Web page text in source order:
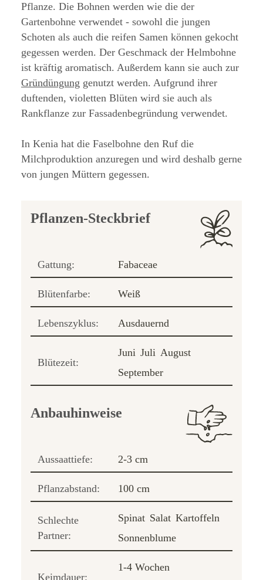
Pflanze. Die Bohnen werden wie die der
Gartenbohne verwendet - sowohl die jungen
Schoten als auch die reifen Samen können gekocht
gegessen werden. Der Geschmack der Helmbohne
ist kräftig aromatisch. Außerdem kann sie auch zur
Gründüngung genutzt werden. Aufgrund ihrer
duftenden, violetten Blüten wird sie auch als
Rankflanze zur Fassadenbegründung verwendet.
In Kenia hat die Faselbohne den Ruf die
Milchproduktion anzuregen und wird deshalb gerne
von jungen Müttern gegessen.
Pflanzen-Steckbrief
Gattung: Fabaceae
Blütenfarbe: Weiß
Lebenszyklus: Ausdauernd
Blütezeit:
Juni Juli August
September
Anbauhinweise
Aussaattiefe: 2-3 cm
Pflanzabstand: 100 cm
Schlechte
Partner:
Spinat Salat Kartoffeln
Sonnenblume
Keimdauer:
1-4 Wochen